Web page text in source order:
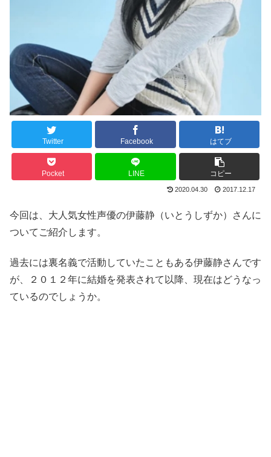
Twitter Facebook はてブ
Pocket LINE コピー
2020.04.30 2017.12.17
今回は、大人気女性声優の伊藤静（いとうしずか）さんに
ついてご紹介します。
過去には裏名義で活動していたこともある伊藤静さんです
が、２０１２年に結婚を発表されて以降、現在はどうなっ
ているのでしょうか。